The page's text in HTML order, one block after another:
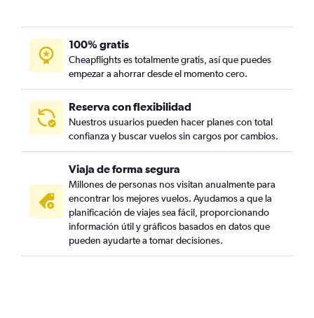
100% gratis
Cheapflights es totalmente gratis, así que puedes
empezar a ahorrar desde el momento cero.
Reserva con flexibilidad
Nuestros usuarios pueden hacer planes con total
confianza y buscar vuelos sin cargos por cambios.
Viaja de forma segura
Millones de personas nos visitan anualmente para
encontrar los mejores vuelos. Ayudamos a que la
planificación de viajes sea fácil, proporcionando
información útil y gráficos basados en datos que
pueden ayudarte a tomar decisiones.